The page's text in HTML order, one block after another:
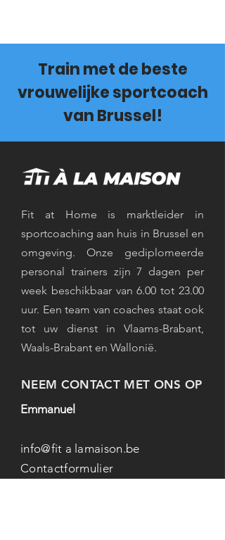
Train met de beste
vrouwelijke sportcoach
van Brussel!
Fit at Home is marktleider in
sportcoaching aan huis in Brussel en
omgeving. Onze gediplomeerde
personal trainers zijn 7 dagen per
week beschikbaar van 6.00 tot 23.00
uur. Een team van coaches staat ook
tot uw dienst in Vlaams-Brabant,
Waals-Brabant en Wallonië.
NEEM CONTACT MET ONS OP
Emmanuel
info@fit a lamaison.be
Contactformulier